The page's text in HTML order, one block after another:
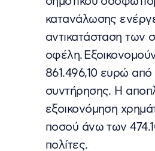
κατανάλωσης
αντικατάσταση των
οφέλη.
861.496,10 ευρώ
συντήρησης. Η
εξοικονόμηση
ποσού άνω των
πολίτες.